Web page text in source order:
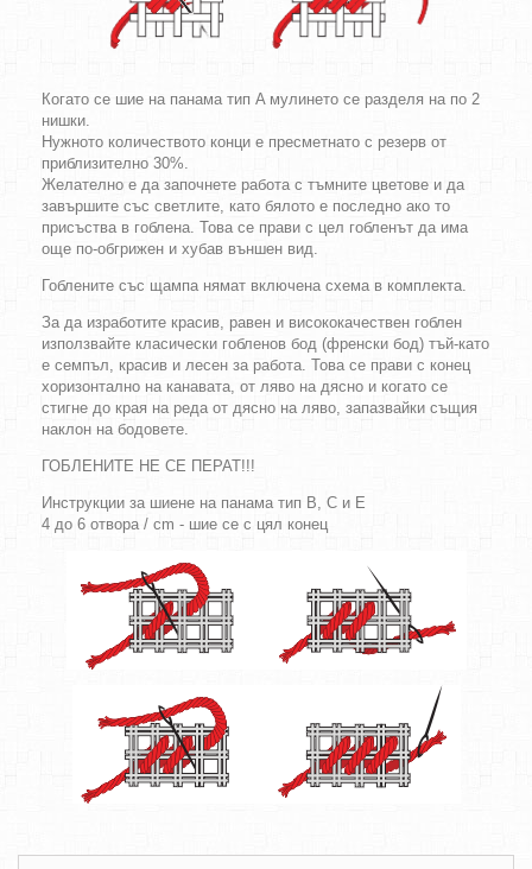
Когато се шие на панама тип A мулинето се разделя на по 2
нишки.
Нужното количеството конци е пресметнато с резерв от
приблизително 30%.
Желателно е да започнете работа с тъмните цветове и да
завършите със светлите, като бялото е последно ако то
присъства в гоблена. Това се прави с цел гобленът да има
още по-обгрижен и хубав външен вид.
Гоблените със щампа нямат включена схема в комплекта.
За да изработите красив, равен и висококачествен гоблен
използвайте класически гобленов бод (френски бод) тъй-като
е семпъл, красив и лесен за работа. Това се прави с конец
хоризонтално на канавата, от ляво на дясно и когато се
стигне до края на реда от дясно на ляво, запазвайки същия
наклон на бодовете.
ГОБЛЕНИТЕ НЕ СЕ ПЕРАТ!!!
Инструкции за шиене на панама тип B, C и E
4 до 6 отвора / cm - шие се с цял конец